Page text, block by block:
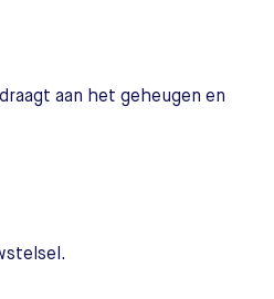
aan het geheugen en